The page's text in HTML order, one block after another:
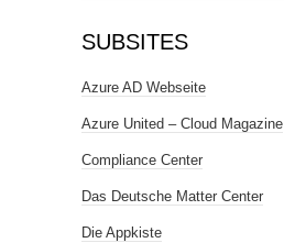
SUBSITES
Azure AD Webseite
Azure United – Cloud Magazine
Compliance Center
Das Deutsche Matter Center
Die Appkiste